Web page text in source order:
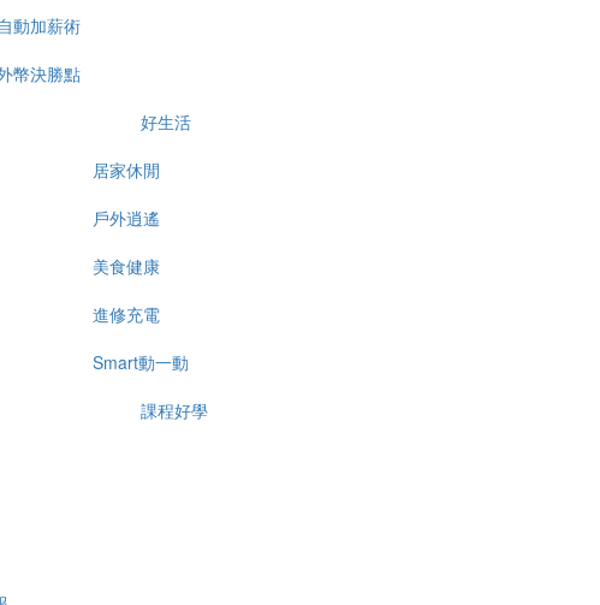
動加薪術
幣決勝點
好生活
居家休閒
戶外逍遙
美食健康
進修充電
Smart動一動
課程好學